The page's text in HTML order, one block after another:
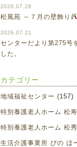
2026.07.28
松風苑 ～７月の壁飾り
2026.07.21
センターだより第275号
した。
カテゴリー
地域福祉センター (157)
特別養護老人ホーム 松
特別養護老人ホーム 松
生活介護事業所 ぴの ほ